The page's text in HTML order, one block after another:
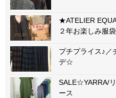
★ATELIER
２年お楽しみ服
プチプライス♪／
デ☆
SALE☆YARRA/
ース